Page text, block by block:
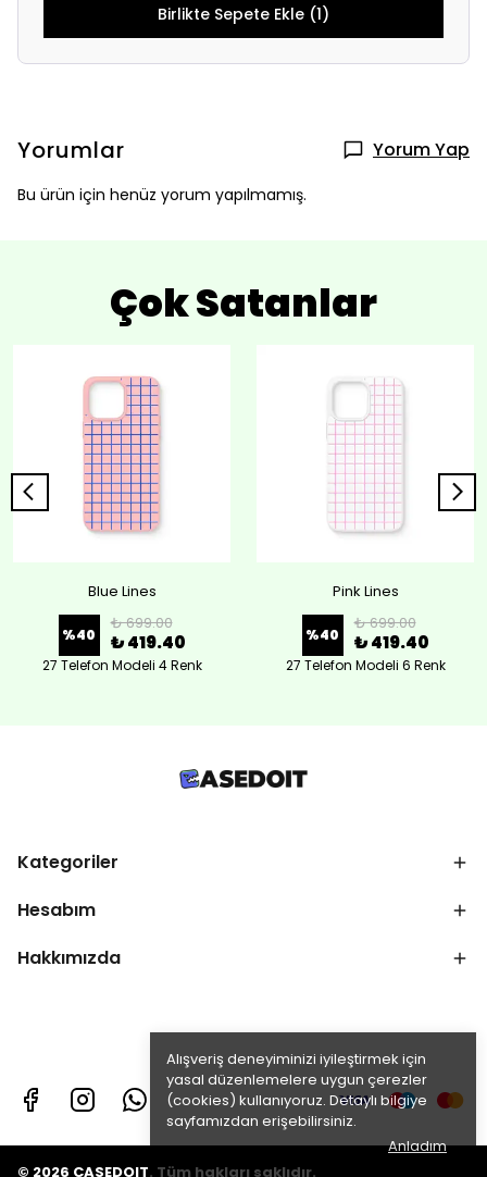
Alışveriş deneyiminizi iyileştirmek için
yasal düzenlemelere uygun çerezler
(cookies) kullanıyoruz. Detaylı bilgiye
sayfamızdan erişebilirsiniz.
Anladım
Birlikte Sepete Ekle (1)
Yorumlar Yorum Yap
Bu ürün için henüz yorum yapılmamış.
Çok Satanlar
Blue Lines
%40
₺ 699.00
₺ 419.40
27 Telefon Modeli 4 Renk
Pink Lines
%40
₺ 699.00
₺ 419.40
27 Telefon Modeli 6 Renk
Kategoriler
Hesabım
Hakkımızda
© 2026 CASEDOIT. Tüm hakları saklıdır.